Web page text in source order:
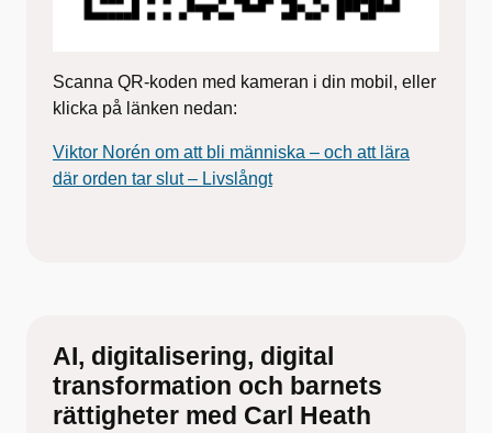
Scanna QR-koden med kameran i din mobil, eller
klicka på länken nedan:
Viktor Norén om att bli människa – och att lära
där orden tar slut – Livslångt
AI, digitalisering, digital
transformation och barnets
rättigheter med Carl Heath